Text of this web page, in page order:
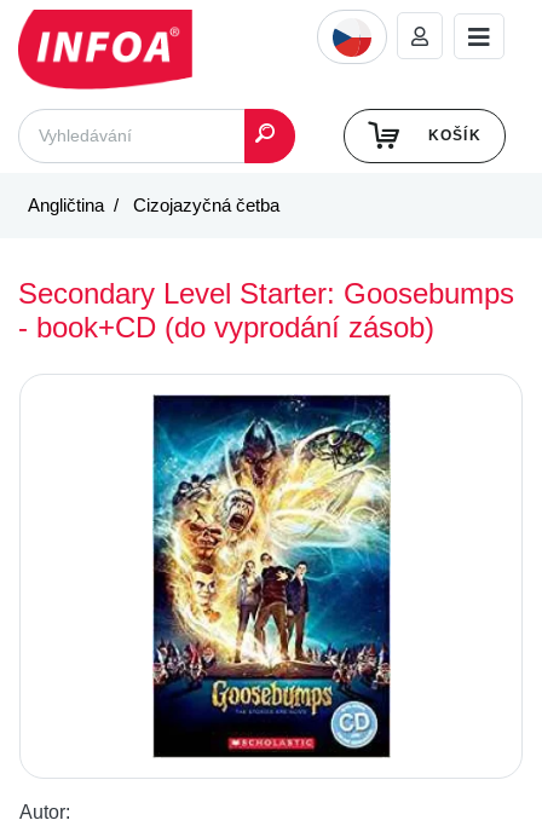
KOŠÍK
Angličtina Cizojazyčná četba
Secondary Level Starter: Goosebumps
- book+CD (do vyprodání zásob)
Autor: